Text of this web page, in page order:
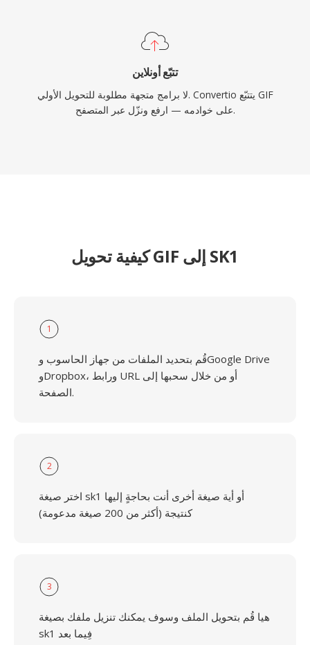
تتبّع أونلاين
لا برامج متجهة مطلوبة للتحويل الأولي. Convertio يتتبّع GIF
على خوادمه — ارفع ونزّل عبر المتصفح.
كيفية تحويل GIF إلى SK1
1
قُم بتحديد الملفات من جهاز الحاسوب وGoogle Drive
وDropbox، ورابط URL أو من خلال سحبها إلى
الصفحة.
2
اختر صيغة sk1 أو أية صيغة أخرى أنت بحاجةٍ إليها
كنتيجة (أكثر من 200 صيغة مدعومة)
3
هيا قُم بتحويل الملف وسوف يمكنك تنزيل ملفك بصيغة
sk1 فِيما بعد